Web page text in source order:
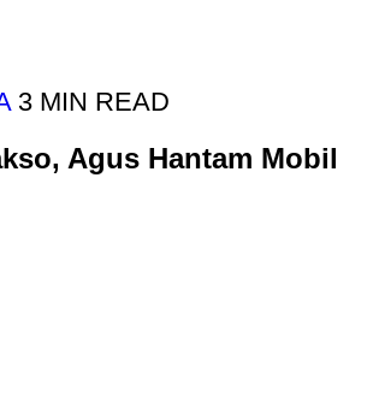
3 MIN READ
Agus Hantam Mobil